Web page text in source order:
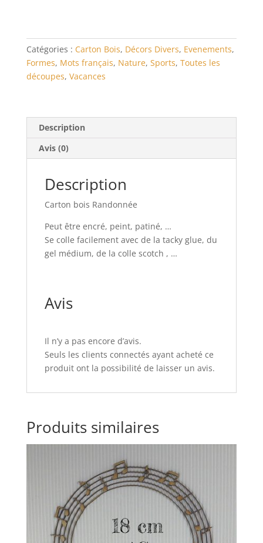
Catégories : Carton Bois, Décors Divers, Evenements,
Formes, Mots français, Nature, Sports, Toutes les
découpes, Vacances
Description
Avis (0)
Description
Carton bois Randonnée
Peut être encré, peint, patiné, …
Se colle facilement avec de la tacky glue, du
gel médium, de la colle scotch , …
Avis
Il n’y a pas encore d’avis.
Seuls les clients connectés ayant acheté ce
produit ont la possibilité de laisser un avis.
Produits similaires